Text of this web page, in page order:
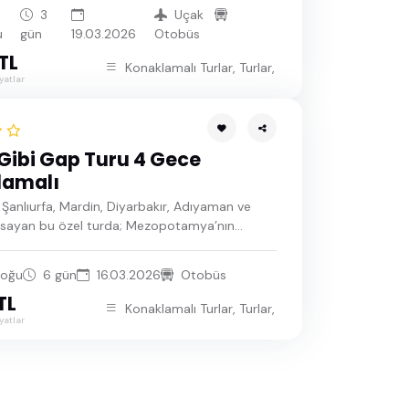
3
gün
19.03.2026
Uçak
Otobüs
Konaklamalı Turlar, Turlar, Gap Turu, Yurtiçi
Gap Turu 4 Gece
Mardin, Diyarbakır, Adıyaman ve
bu özel turda; Mezopotamya’nın
sokaklarında geçmişe yolculuk yaparken,
geleneksel çarşılar, yöresel tatlar ve
dolu unutulmaz bir Güneydoğu
6 gün 16.03.2026 Otobüs
Konaklamalı Turlar, Turlar, Gap Turu, İstanbul